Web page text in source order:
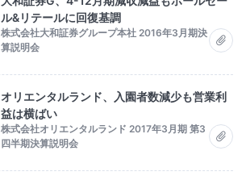
ル&リテールに回復基調
株式会社大和証券グループ本社 2016年3月期決
算説明会
オリエンタルランド、入園者数減少も営業利
益は横ばい
株式会社オリエンタルランド 2017年3月期 第3
四半期決算説明会